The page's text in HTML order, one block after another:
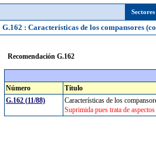
G.162 : Características de los compansores
Recomendación G.162
Número
Título
G.162 (11/88)
Características de los
Suprimida pues trata de